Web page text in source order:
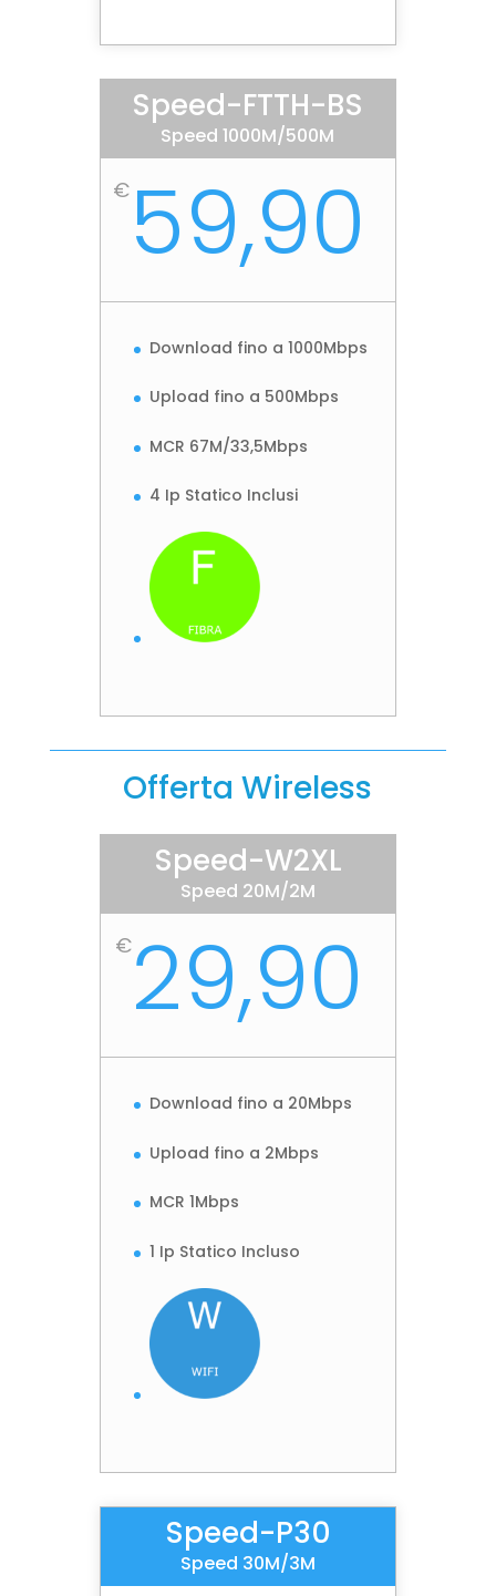
Speed-FTTH-BS
Speed 1000M/500M
€ 59,90
Download fino a 1000Mbps
Upload fino a 500Mbps
MCR 67M/33,5Mbps
4 Ip Statico Inclusi
Offerta Wireless
Speed-W2XL
Speed 20M/2M
€29,90
Download fino a 20Mbps
Upload fino a 2Mbps
MCR 1Mbps
1 Ip Statico Incluso
Speed-P30
Speed 30M/3M